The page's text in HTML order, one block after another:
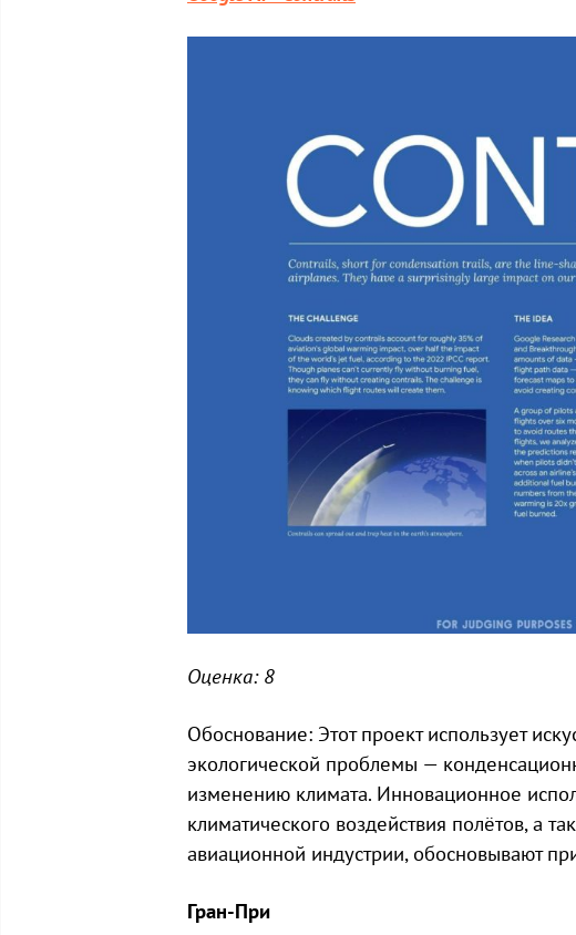
Оценка: 8
Обоснование: Этот проект использует
экологической проблемы —
изменению климата. Инновационное
климатического воздействия полётов, а
авиационной индустрии, обосновывают
Гран-При